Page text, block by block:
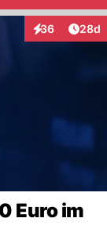
36
Interaktionen
28d
Euro im